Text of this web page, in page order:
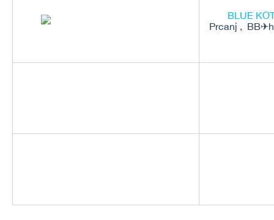
BLUE
Prcanj , BB✈